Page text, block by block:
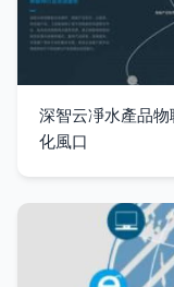
深智云凈水產品
化風口